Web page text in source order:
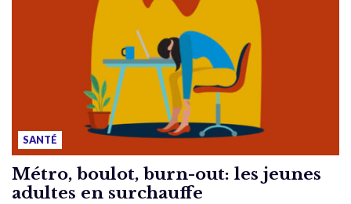
SANTÉ
Métro, boulot, burn-out: les jeunes
adultes en surchauffe